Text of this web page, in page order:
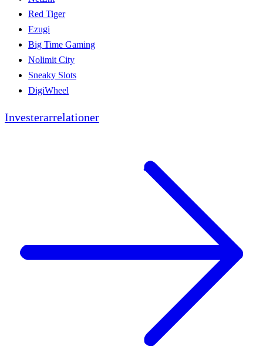
Red Tiger
Ezugi
Big Time Gaming
Nolimit City
Sneaky Slots
DigiWheel
Investerarrelationer